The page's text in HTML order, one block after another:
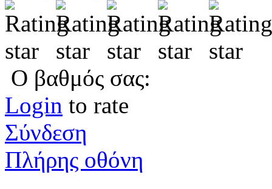
Ο βαθμός σας:
Login to rate
Σύνδεση
Πλήρης οθόνη